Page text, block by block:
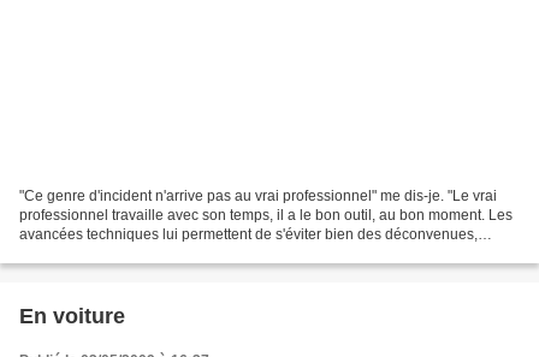
"Ce genre d'incident n'arrive pas au vrai professionnel" me dis-je. "Le vrai
professionnel travaille avec son temps, il a le bon outil, au bon moment. Les
avancées techniques lui permettent de s'éviter bien des déconvenues,
En voiture